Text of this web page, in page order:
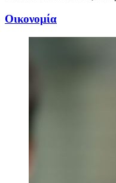
Oικονομία